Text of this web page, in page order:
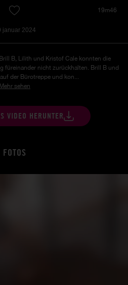
19m46
januar 2024
B, Lilith und Kristof Cale konnten die
füreinander nicht zurückhalten. Brill B und
der Bürotreppe und kon...
Mehr sehen
VIDEO HERUNTER
FOTOS